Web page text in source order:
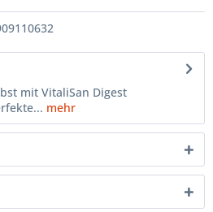
mit VitaliSan Digest
mehr